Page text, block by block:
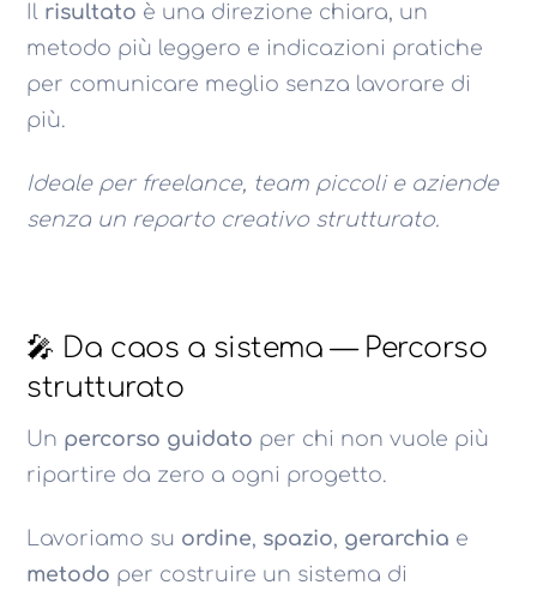
Il risultato è una direzione chiara, un
metodo più leggero e indicazioni pratiche
per comunicare meglio senza lavorare di
più.
Ideale per freelance, team piccoli e aziende
senza un reparto creativo strutturato.
🎤 Da caos a sistema — Percorso
strutturato
Un percorso guidato per chi non vuole più
ripartire da zero a ogni progetto.
Lavoriamo su ordine, spazio, gerarchia e
metodo per costruire un sistema di